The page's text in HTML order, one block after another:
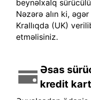
beynəlxalq
Nəzərə alın ki,
Krallıqda (UK)
etməlisiniz.
Əsas
kredit